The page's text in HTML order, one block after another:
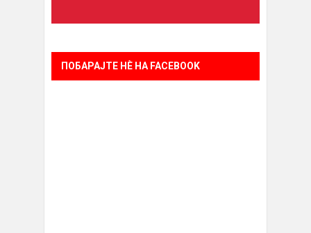
ПОБАРАЈТЕ НÈ НА FACEBOOK